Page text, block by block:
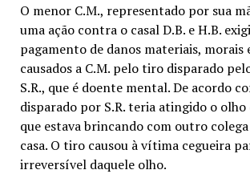
O menor C.M., representado por sua
uma ação contra o casal D.B. e H.B.
pagamento de danos materiais, morais
causados a C.M. pelo tiro disparado
S.R., que é doente mental. De acordo
disparado por S.R. teria atingido o olho
que estava brincando com outro
casa. O tiro causou à vítima cegueira
irreversível daquele olho.